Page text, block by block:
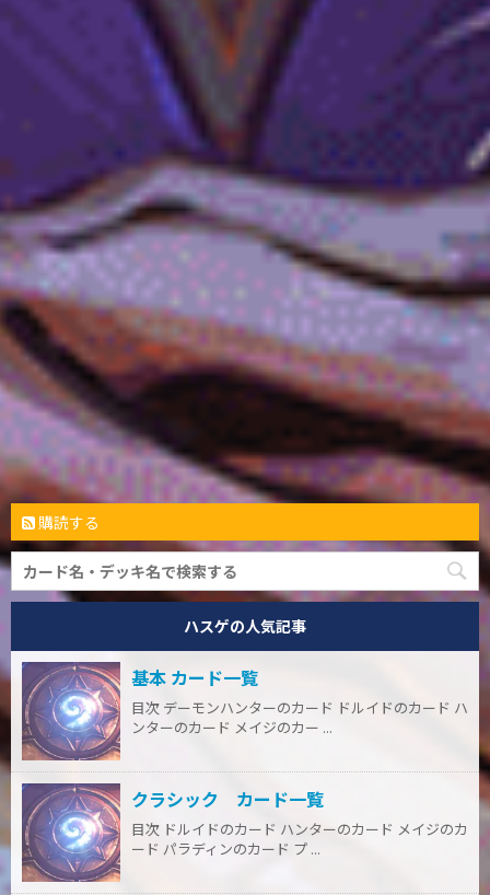
購読する
ハスゲの人気記事
基本 カード一覧
目次 デーモンハンターのカード ドルイドのカード ハ
ンターのカード メイジのカー ...
クラシック カード一覧
目次 ドルイドのカード ハンターのカード メイジのカ
ード パラディンのカード プ ...